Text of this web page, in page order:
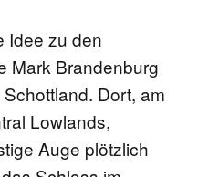
Idee zu den
Mark Brandenburg
Dort, am
Lowlands,
Auge plötzlich